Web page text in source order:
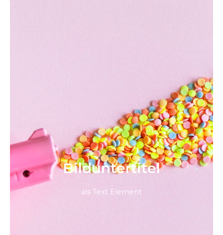
Bild­unter­titel
als Text Element